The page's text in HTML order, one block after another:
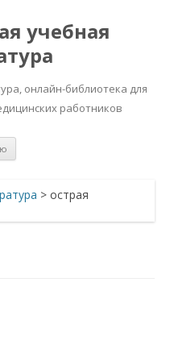
учебная
онлайн-библиотека для
работников
> острая